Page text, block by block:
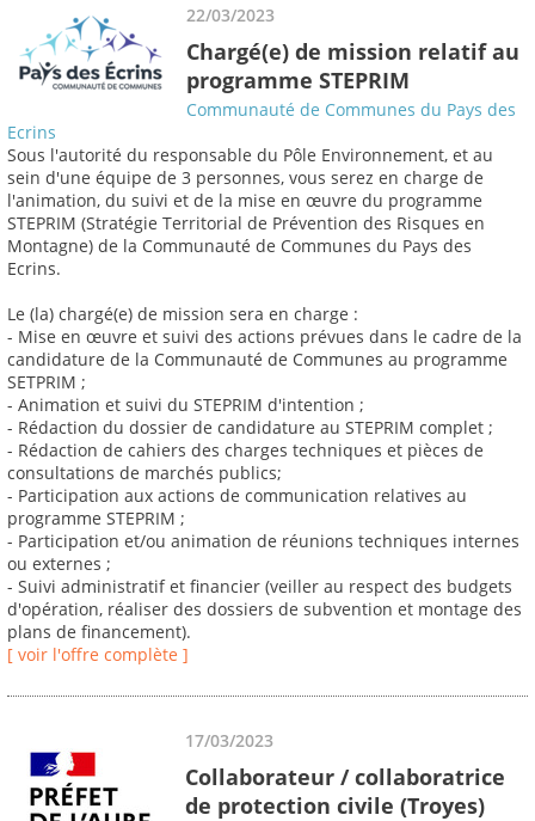
22/03/2023
Chargé(e) de mission relatif au
programme STEPRIM
Communauté de Communes du Pays des
Ecrins
Sous l'autorité du responsable du Pôle Environnement, et au
sein d'une équipe de 3 personnes, vous serez en charge de
l'animation, du suivi et de la mise en œuvre du programme
STEPRIM (Stratégie Territorial de Prévention des Risques en
Montagne) de la Communauté de Communes du Pays des
Ecrins.
Le (la) chargé(e) de mission sera en charge :
- Mise en œuvre et suivi des actions prévues dans le cadre de la
candidature de la Communauté de Communes au programme
SETPRIM ;
- Animation et suivi du STEPRIM d'intention ;
- Rédaction du dossier de candidature au STEPRIM complet ;
- Rédaction de cahiers des charges techniques et pièces de
consultations de marchés publics;
- Participation aux actions de communication relatives au
programme STEPRIM ;
- Participation et/ou animation de réunions techniques internes
ou externes ;
- Suivi administratif et financier (veiller au respect des budgets
d'opération, réaliser des dossiers de subvention et montage des
plans de financement).
[ voir l'offre complète ]
17/03/2023
Collaborateur / collaboratrice
de protection civile (Troyes)